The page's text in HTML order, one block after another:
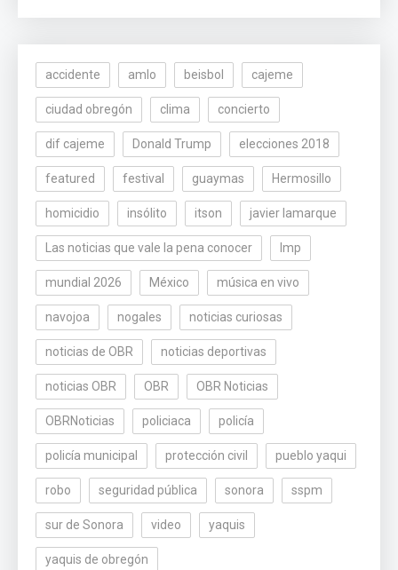
accidente amlo beisbol cajeme
ciudad obregón clima concierto
dif cajeme Donald Trump elecciones 2018
featured festival guaymas Hermosillo
homicidio insólito itson javier lamarque
Las noticias que vale la pena conocer lmp
mundial 2026 México música en vivo
navojoa nogales noticias curiosas
noticias de OBR noticias deportivas
noticias OBR OBR OBR Noticias
OBRNoticias policiaca policía
policía municipal protección civil pueblo yaqui
robo seguridad pública sonora sspm
sur de Sonora video yaquis
yaquis de obregón